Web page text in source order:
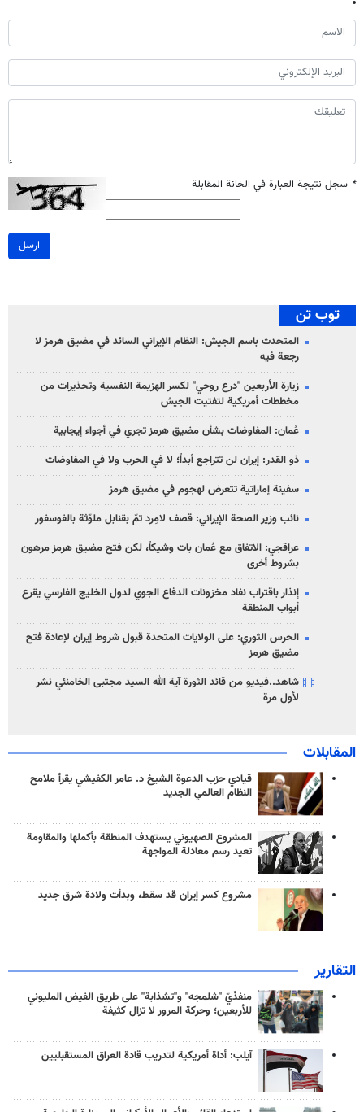
* سجل نتيجة العبارة في الخانة المقابلة
ارسل
توب تن
المتحدث باسم الجيش: النظام الإيراني السائد في مضيق هرمز لا
رجعة فيه
زيارة الأربعين "درع روحي" لكسر الهزيمة النفسية وتحذيرات من
مخططات أمريكية لتفتيت الجيش
عُمان: المفاوضات بشأن مضيق هرمز تجري في أجواء إيجابية
ذو القدر: إيران لن تتراجع أبداً؛ لا في الحرب ولا في المفاوضات
سفينة إماراتية تتعرض لهجوم في مضيق هرمز
نائب وزير الصحة الإيراني: قصف لامِرد تمّ بقنابل ملوّثة بالفوسفور
عراقجي: الاتفاق مع عُمان بات وشيكاً، لكن فتح مضيق هرمز مرهون
بشروط أخرى
إنذار باقتراب نفاد مخزونات الدفاع الجوي لدول الخليج الفارسي يقرع
أبواب المنطقة
الحرس الثوري: على الولايات المتحدة قبول شروط إيران لإعادة فتح
مضيق هرمز
شاهد..فيديو من قائد الثورة آية الله السيد مجتبى الخامنئي نشر
لأول مرة
المقابلات
قيادي حزب الدعوة الشيخ د. عامر الكفيشي يقرأ ملامح
النظام العالمي الجديد
المشروع الصهيوني يستهدف المنطقة بأكملها والمقاومة
تعيد رسم معادلة المواجهة
مشروع كسر إيران قد سقط، وبدأت ولادة شرق جديد
التقارير
منفذَيّ "شلمجه" و"تشذابة" على طريق الفيض المليوني
للأربعين؛ وحركة المرور لا تزال كثيفة
آيلب: أداة أمريكية لتدريب قادة العراق المستقبليين